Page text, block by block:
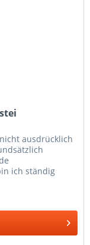
ausdrücklich
ich ständig